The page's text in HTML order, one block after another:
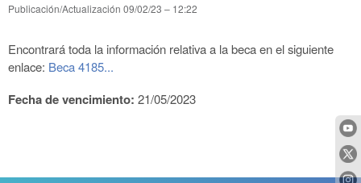
Publicación/Actualización 09/02/23 – 12:22
Encontrará toda la información relativa a la beca en el siguiente
enlace: Beca 4185...
Fecha de vencimiento: 21/05/2023